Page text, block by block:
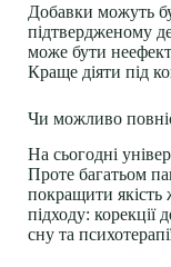
Добавки можуть
підтвердженому
може бути
Краще діяти під
Чи можливо
На сьогодні
Проте багатьом
покращити якість
підходу: корекції
сну та